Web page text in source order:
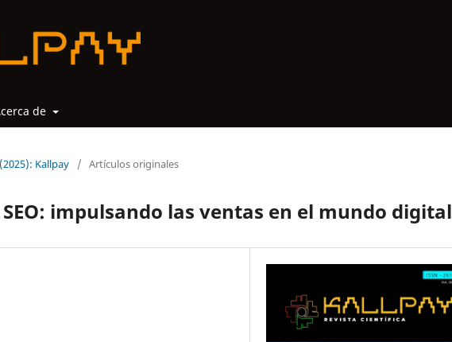
de
Kallpay / Artículos originales
SEO: impulsando las ventas en el mundo digital